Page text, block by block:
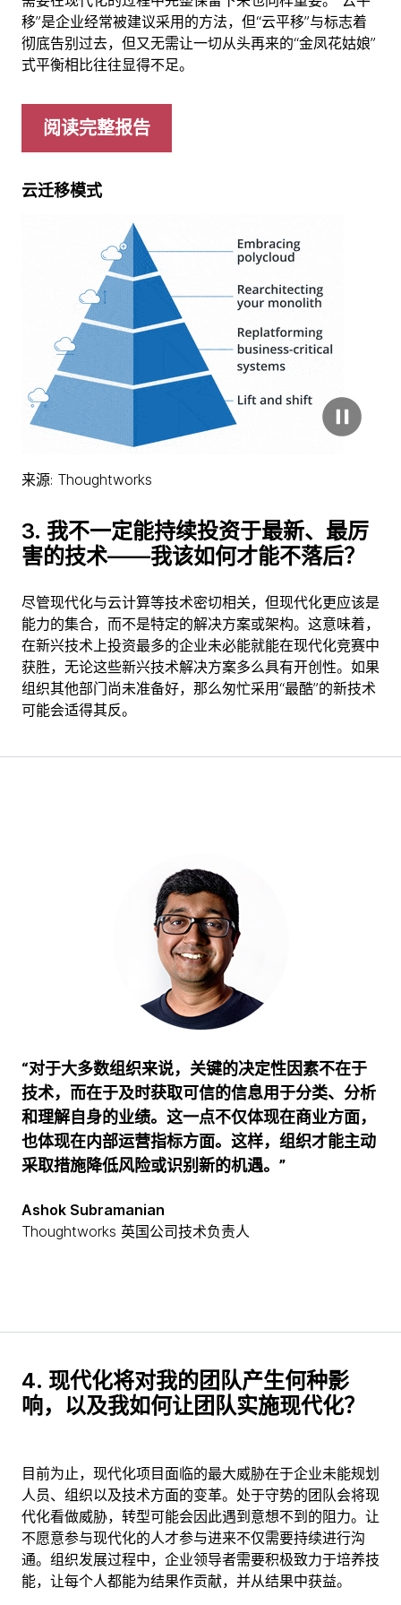
移”是企业经常被建议采用的方法，但“云平移”与标志着
彻底告别过去，但又无需让一切从头再来的“金凤花姑娘”
式平衡相比往往显得不足。
阅读完整报告
云迁移模式
来源: Thoughtworks
3. 我不一定能持续投资于最新、最厉
害的技术——我该如何才能不落后？
尽管现代化与云计算等技术密切相关，但现代化更应该是
能力的集合，而不是特定的解决方案或架构。这意味着，
在新兴技术上投资最多的企业未必能就能在现代化竞赛中
获胜，无论这些新兴技术解决方案多么具有开创性。如果
组织其他部门尚未准备好，那么匆忙采用“最酷”的新技术
可能会适得其反。
“对于大多数组织来说，关键的决定性因素不在于
技术，而在于及时获取可信的信息用于分类、分析
和理解自身的业绩。这一点不仅体现在商业方面，
也体现在内部运营指标方面。这样，组织才能主动
采取措施降低风险或识别新的机遇。”
Ashok Subramanian
Thoughtworks 英国公司技术负责人
4. 现代化将对我的团队产生何种影
响，以及我如何让团队实施现代化？
目前为止，现代化项目面临的最大威胁在于企业未能规划
人员、组织以及技术方面的变革。处于守势的团队会将现
代化看做威胁，转型可能会因此遇到意想不到的阻力。让
不愿意参与现代化的人才参与进来不仅需要持续进行沟
通。组织发展过程中，企业领导者需要积极致力于培养技
能，让每个人都能为结果作贡献，并从结果中获益。